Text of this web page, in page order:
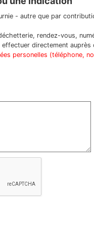
- autre que par
rendez-vous,
directement
personelles (téléphone,